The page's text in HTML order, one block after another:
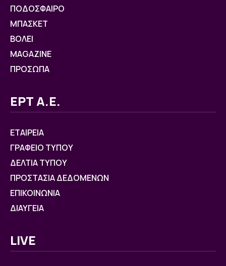
ΠΟΔΟΣΦΑΙΡΟ
ΜΠΑΣΚΕΤ
ΒOΛΕΙ
MAGAZINE
ΠΡΟΣΩΠΑ
ΕΡΤ Α.Ε.
ΕΤΑΙΡΕΙΑ
ΓΡΑΦΕΙΟ ΤΥΠΟΥ
ΔΕΛΤΙΑ ΤΥΠΟΥ
ΠΡΟΣΤΑΣΙΑ ΔΕΔΟΜΕΝΩΝ
ΕΠΙΚΟΙΝΩΝΙΑ
ΔΙΑΥΓΕΙΑ
LIVE